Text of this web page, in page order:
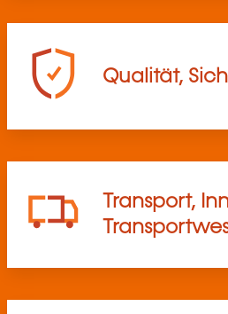
Qualität,
Transport,